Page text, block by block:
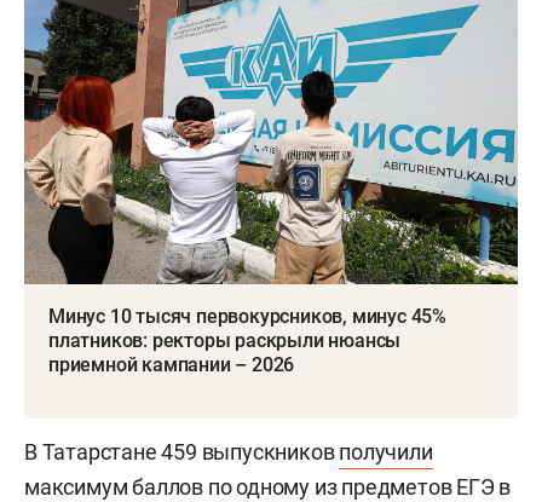
Минус 10 тысяч первокурсников, минус 45%
платников: ректоры раскрыли нюансы
приемной кампании – 2026
В Татарстане 459 выпускниковполучили
максимум баллов по одному из предметов ЕГЭ в